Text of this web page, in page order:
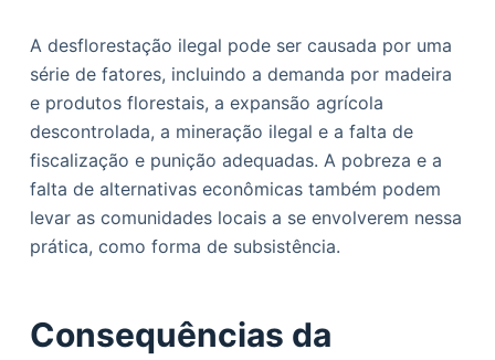
A desflorestação ilegal pode ser causada por uma
série de fatores, incluindo a demanda por madeira
e produtos florestais, a expansão agrícola
descontrolada, a mineração ilegal e a falta de
fiscalização e punição adequadas. A pobreza e a
falta de alternativas econômicas também podem
levar as comunidades locais a se envolverem nessa
prática, como forma de subsistência.
Consequências da